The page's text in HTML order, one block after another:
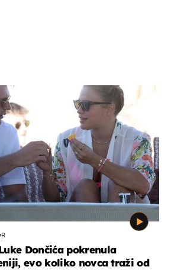
Dončića pokrenula
evo koliko novca traži od